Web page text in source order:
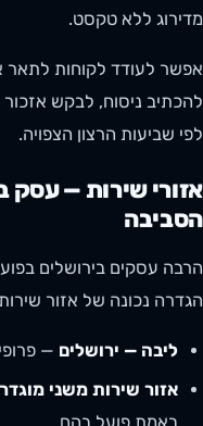
מדירוג ללא טקסט.
אפשר לעודד לקוחות לתאר
להכתיב ניסוח, לבקש
לפי שביעות הרצון הצפויה.
אזורי שירות —
הסביבה
הרבה עסקים בירושלים
הגדרה נכונה של אזור
ליבה — ירושלים —
אזור שירות משני מוגדר